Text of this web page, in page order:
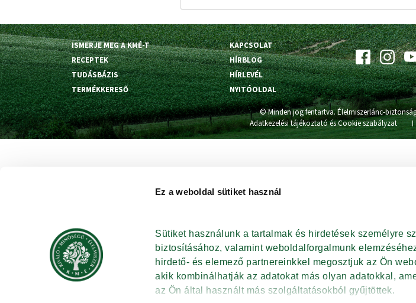
Ez a weboldal sütiket használ
Sütiket használunk a tartalmak és hirdetések személyre
biztosításához, valamint weboldalforgalmunk
hirdető- és elemező partnereinkkel megosztjuk az Ön
akik kombinálhatják az adatokat más olyan adatokkal,
az Ön által használt más szolgáltatásokból gyűjtöttek.
ISMERJE MEG A KMÉ-T
RECEPTEK
TUDÁSBÁZIS
TERMÉKKERESŐ
KAPCSOLAT
HÍRBLOG
HÍRLEVÉL
NYITÓOLDAL
© Minden jog fentartva. Élelmiszerlánc-
Adatkezelési tájékoztató és Cookie szabályzat